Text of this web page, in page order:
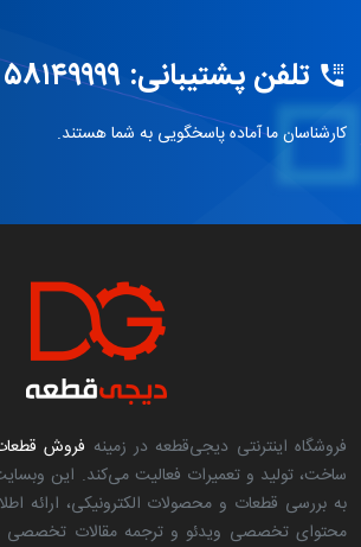
تلفن پشتیبانی: ۵۸۱۴۹۹۹۹ ۰۲۱
کارشناسان ما آماده پاسخگویی به شما هستند.
فروشگاه اینترنتی دیجی‌قطعه در زمینه فروش
ساخت، تولید و تعمیرات فعالیت می‌کند. این
به بررسی قطعات و محصولات الکترونیکی، ارائه
محتوای تخصصی ویدئو و ترجمه مقالات تخصصی